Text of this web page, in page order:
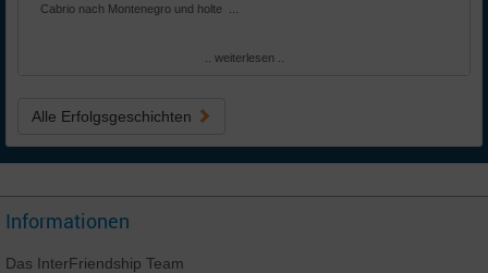
Cabrio nach Montenegro und holte ...
.. weiterlesen ..
Alle Erfolgsgeschichten
Informationen
Das InterFriendship Team